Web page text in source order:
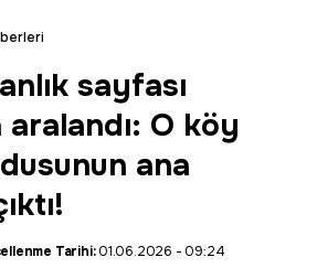
sayfası
O köy
ana
Tarihi:01.06.2026 - 09:24